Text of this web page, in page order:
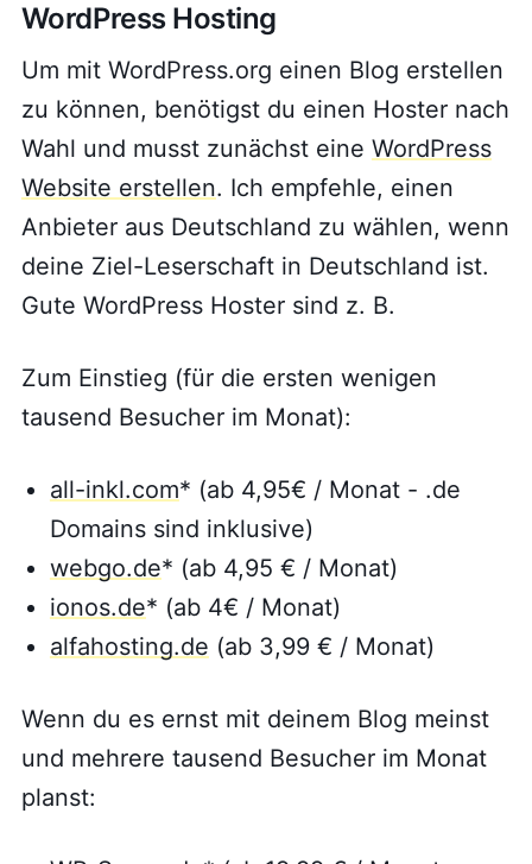
WordPress Hosting
Um mit WordPress.org einen Blog erstellen
zu können, benötigst du einen Hoster nach
Wahl und musst zunächst eine WordPress
Website erstellen. Ich empfehle, einen
Anbieter aus Deutschland zu wählen, wenn
deine Ziel-Leserschaft in Deutschland ist.
Gute WordPress Hoster sind z. B.
Zum Einstieg (für die ersten wenigen
tausend Besucher im Monat):
all-inkl.com* (ab 4,95€ / Monat - .de
Domains sind inklusive)
webgo.de* (ab 4,95 € / Monat)
ionos.de* (ab 4€ / Monat)
alfahosting.de (ab 3,99 € / Monat)
Wenn du es ernst mit deinem Blog meinst
und mehrere tausend Besucher im Monat
planst: